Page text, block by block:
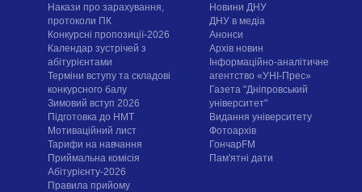
Накази про зарахування,
протоколи ПК
Конкурсні пропозиції-2026
Календар зустрічей з
абітурієнтами
Терміни вступу та складові
конкурсного балу
Зимовий вступ 2026
Підготовка до НМТ
Мотиваційний лист
Тарифи на навчання
Приймальна комісія
Абітурієнту-2026
Правила прийому
Новини ДНУ
ДНУ в медіа
Анонси
Архів новин
Інформаційно-аналітичне
агентство «УНІ-Прес»
Газета "Дніпровський
університет"
Видання університету
Фотоархів
ГончарFM
Пам'ятні дати